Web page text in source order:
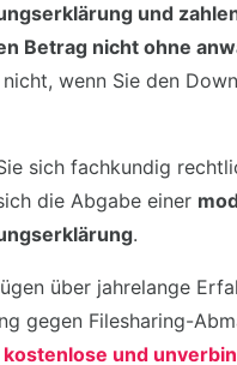
und
Betrag nicht ohne
wenn Sie den
sich fachkundig
die Abgabe einer
.
über jahrelange
gegen Filesharing-
kostenlose und